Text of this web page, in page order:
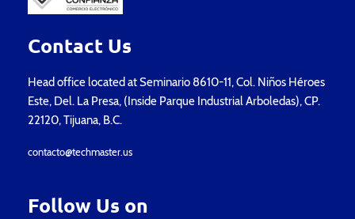
Contact Us
Head office located at Seminario 8610-11, Col. Niños Héroes
Este, Del. La Presa, (Inside Parque Industrial Arboledas), CP.
22120, Tijuana, B.C.
contacto@techmaster.us
Follow Us on